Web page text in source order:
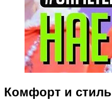
Комфорт и стиль